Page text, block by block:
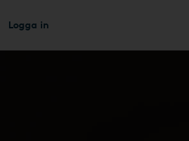
Logga in